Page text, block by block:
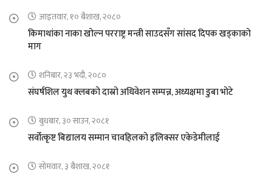
आइतवार, १० बैशाख, २०८०
किमाथांका नाका खोल्न परराष्ट्र मन्त्री साउदसँग सांसद दिपक खड्काको
माग
शनिबार, २३ भदौ, २०८०
संघर्षशिल युथ क्लबको दास्रो अधिवेशन सम्पन्न, अध्यक्षमा डुबा भोटे
बुधबार, ३० साउन, २०८१
सर्वोत्कृष्ट बिद्यालय सम्मान चावहिलको इलिक्सर एकेडेमीलाई
सोमवार, ३ बैशाख, २०८१